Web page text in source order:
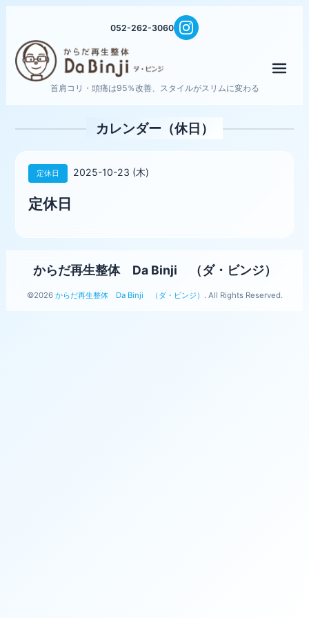
052-262-3060
首肩コリ・頭痛は95％改善、スタイルがスリムに変わる
カレンダー（休日）
定休日 2025-10-23 (木)
定休日
からだ再生整体 Da Binji （ダ・ビンジ）
©2026 からだ再生整体 Da Binji （ダ・ビンジ） . All Rights Reserved.